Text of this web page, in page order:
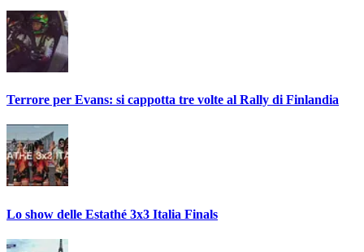
Terrore per Evans: si cappotta tre volte al Rally di Finlandia
Lo show delle Estathé 3x3 Italia Finals